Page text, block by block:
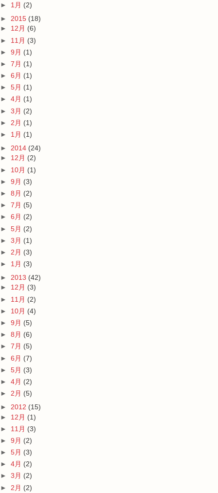
► 1月 (2)
► 2015 (18)
► 12月 (6)
► 11月 (3)
► 9月 (1)
► 7月 (1)
► 6月 (1)
► 5月 (1)
► 4月 (1)
► 3月 (2)
► 2月 (1)
► 1月 (1)
► 2014 (24)
► 12月 (2)
► 10月 (1)
► 9月 (3)
► 8月 (2)
► 7月 (5)
► 6月 (2)
► 5月 (2)
► 3月 (1)
► 2月 (3)
► 1月 (3)
► 2013 (42)
► 12月 (3)
► 11月 (2)
► 10月 (4)
► 9月 (5)
► 8月 (6)
► 7月 (5)
► 6月 (7)
► 5月 (3)
► 4月 (2)
► 2月 (5)
► 2012 (15)
► 12月 (1)
► 11月 (3)
► 9月 (2)
► 5月 (3)
► 4月 (2)
► 3月 (2)
► 2月 (2)